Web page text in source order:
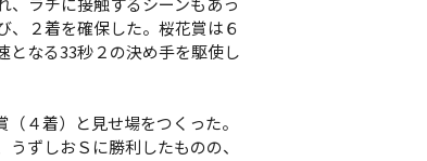
、２着を確保した。桜花賞は６
となる33秒２の決め手を駆使し
４着）と見せ場をつくった。
ずしおＳに勝利したものの、